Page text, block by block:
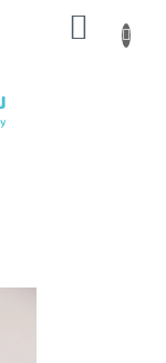
KOŠÍK